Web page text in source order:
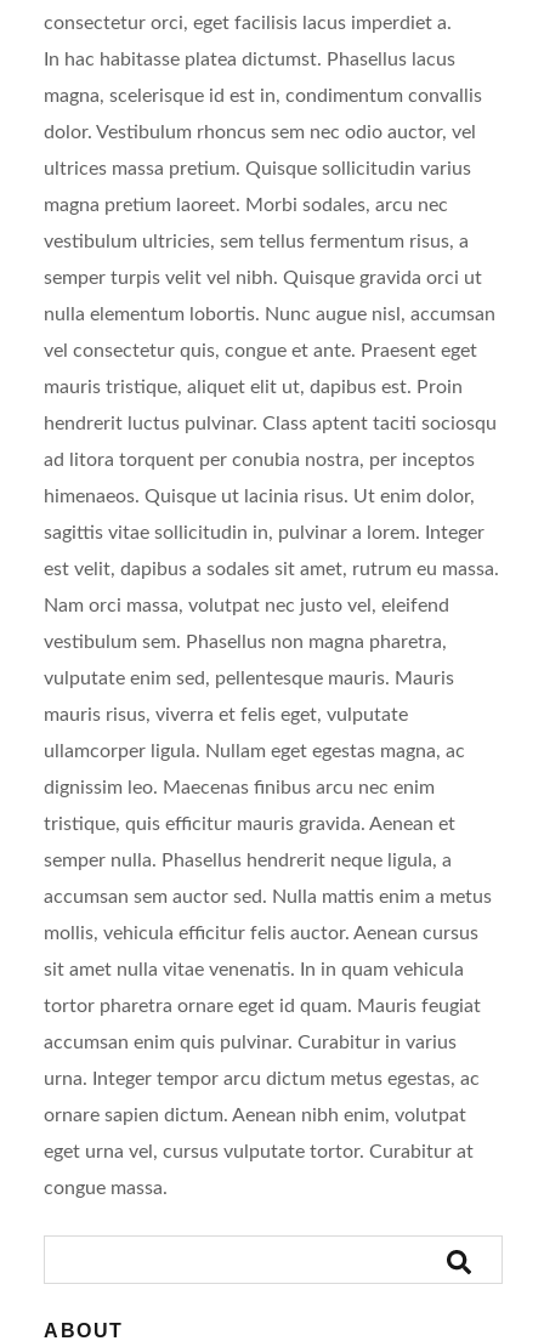
consectetur orci, eget facilisis lacus imperdiet a.
In hac habitasse platea dictumst. Phasellus lacus
magna, scelerisque id est in, condimentum convallis
dolor. Vestibulum rhoncus sem nec odio auctor, vel
ultrices massa pretium. Quisque sollicitudin varius
magna pretium laoreet. Morbi sodales, arcu nec
vestibulum ultricies, sem tellus fermentum risus, a
semper turpis velit vel nibh. Quisque gravida orci ut
nulla elementum lobortis. Nunc augue nisl, accumsan
vel consectetur quis, congue et ante. Praesent eget
mauris tristique, aliquet elit ut, dapibus est. Proin
hendrerit luctus pulvinar. Class aptent taciti sociosqu
ad litora torquent per conubia nostra, per inceptos
himenaeos. Quisque ut lacinia risus. Ut enim dolor,
sagittis vitae sollicitudin in, pulvinar a lorem. Integer
est velit, dapibus a sodales sit amet, rutrum eu massa.
Nam orci massa, volutpat nec justo vel, eleifend
vestibulum sem. Phasellus non magna pharetra,
vulputate enim sed, pellentesque mauris. Mauris
mauris risus, viverra et felis eget, vulputate
ullamcorper ligula. Nullam eget egestas magna, ac
dignissim leo. Maecenas finibus arcu nec enim
tristique, quis efficitur mauris gravida. Aenean et
semper nulla. Phasellus hendrerit neque ligula, a
accumsan sem auctor sed. Nulla mattis enim a metus
mollis, vehicula efficitur felis auctor. Aenean cursus
sit amet nulla vitae venenatis. In in quam vehicula
tortor pharetra ornare eget id quam. Mauris feugiat
accumsan enim quis pulvinar. Curabitur in varius
urna. Integer tempor arcu dictum metus egestas, ac
ornare sapien dictum. Aenean nibh enim, volutpat
eget urna vel, cursus vulputate tortor. Curabitur at
congue massa.
ABOUT